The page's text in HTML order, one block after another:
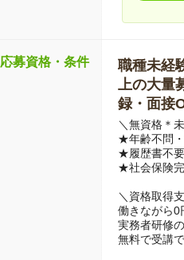
応募資格・条件
職種未経
上の大
録・面接
＼無資格＊
★年齢不問
★履歴書不要
★社会保険
＼資格取得
働きながら0
実務者研修
無料で受講